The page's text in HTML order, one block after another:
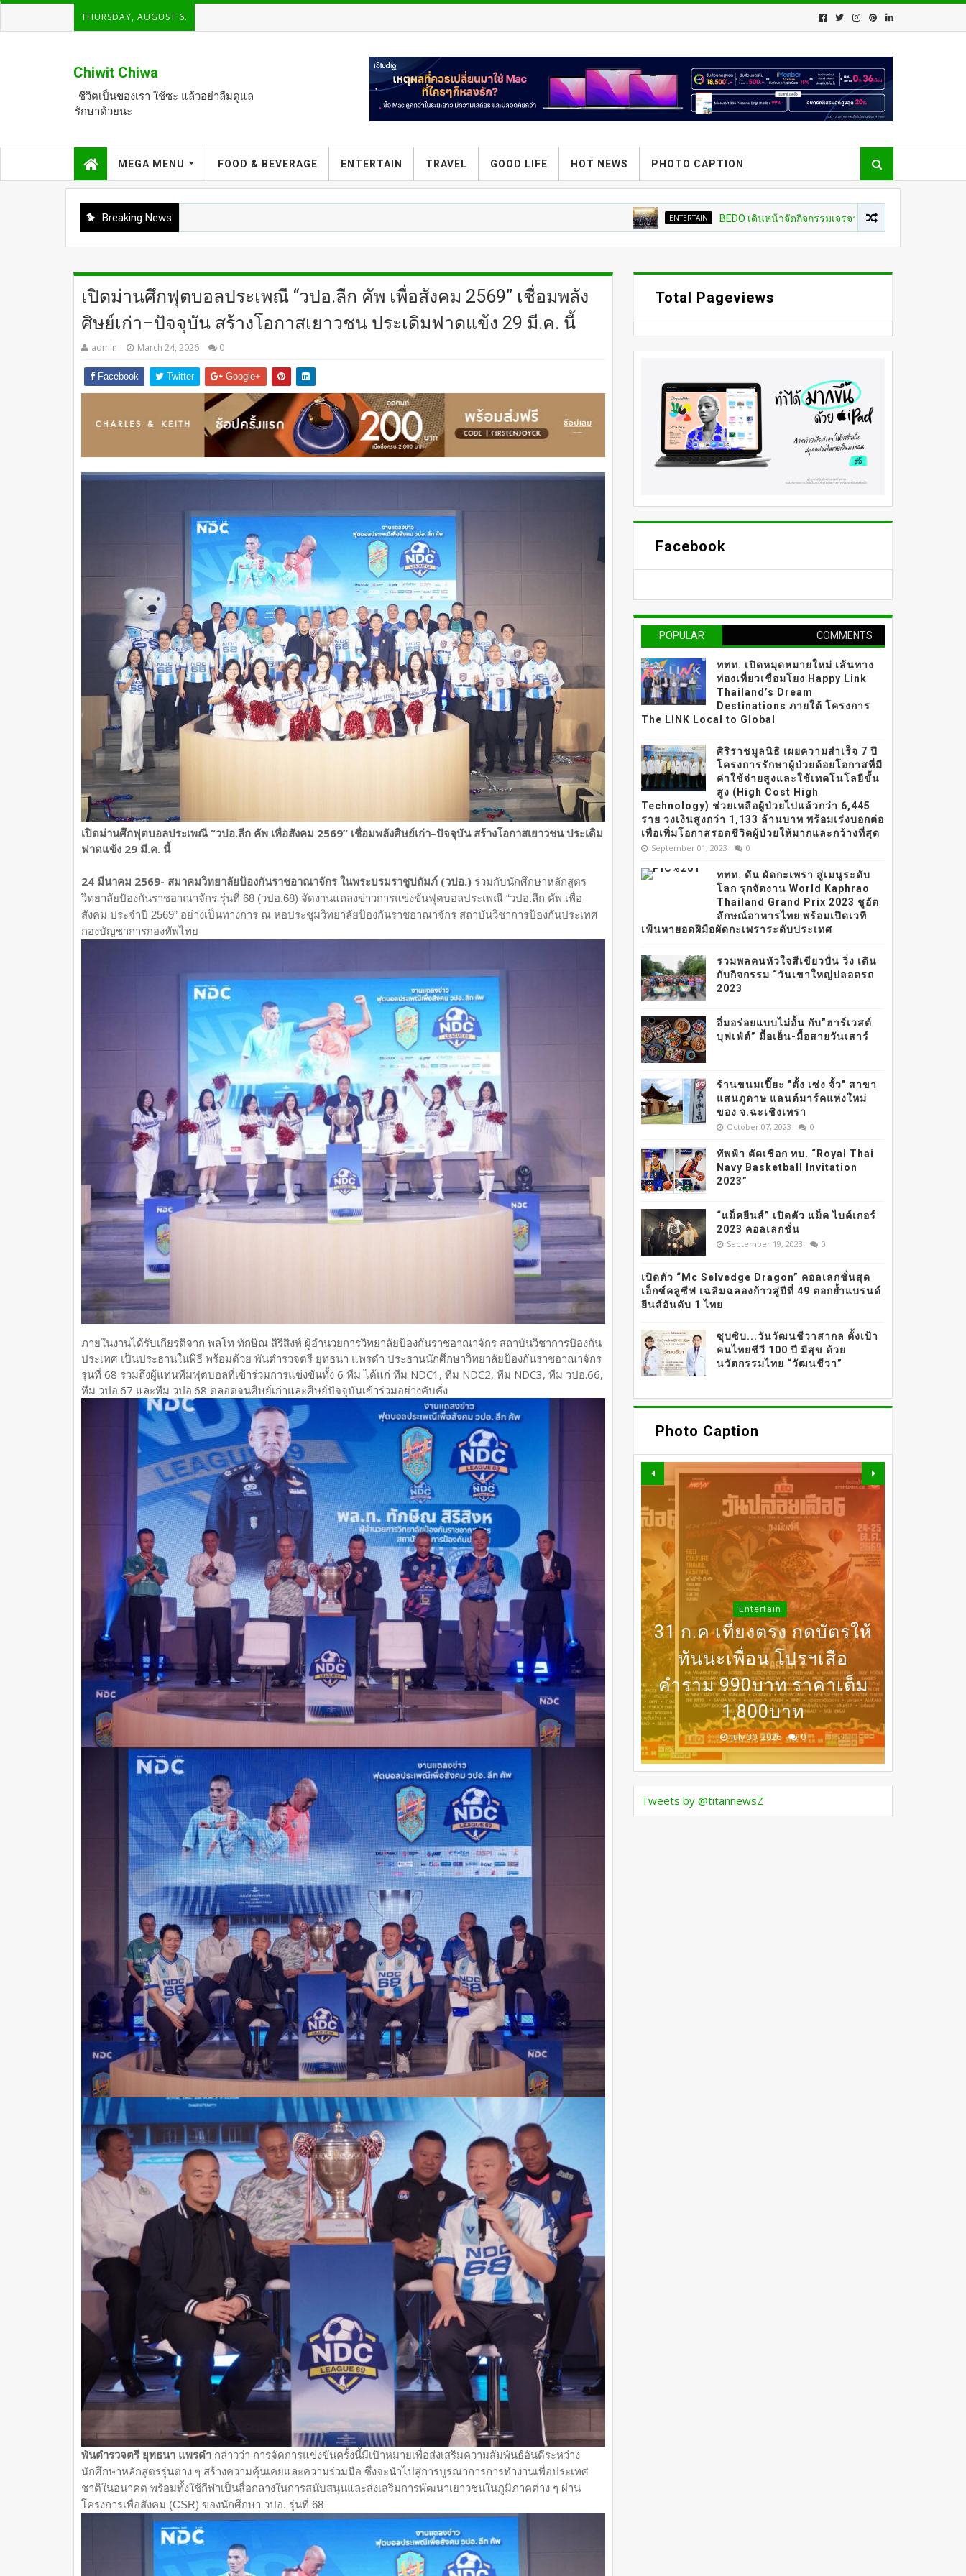
THURSDAY, AUGUST 6.
Chiwit Chiwa
ชีวิตเป็นของเรา ใช้ซะ แล้วอย่าลืมดูแล
รักษาด้วยนะ
MEGA MENU FOOD & BEVERAGE ENTERTAIN TRAVEL GOOD LIFE HOT NEWS PHOTO CAPTION
Breaking News BEDO เดินหน้าจัดกิจกรรมเจรจาธุรกิจ “BIO TRADE CONNECT 2026”
เปิดม่านศึกฟุตบอลประเพณี “วปอ.ลีก คัพ เพื่อสังคม 2569” เชื่อมพลัง
ศิษย์เก่า–ปัจจุบัน สร้างโอกาสเยาวชน ประเดิมฟาดแข้ง 29 มี.ค. นี้
admin March 24, 2026 0
Facebook Twitter Google+
เปิดม่านศึกฟุตบอลประเพณี “วปอ.ลีก คัพ เพื่อสังคม 2569” เชื่อมพลังศิษย์เก่า–ปัจจุบัน สร้างโอกาสเยาวชน ประเดิม
ฟาดแข้ง 29 มี.ค. นี้
24 มีนาคม 2569- สมาคมวิทยาลัยป้องกันราชอาณาจักร ในพระบรมราชูปถัมภ์ (วปอ.) ร่วมกับนักศึกษาหลักสูตร
วิทยาลัยป้องกันราชอาณาจักร รุ่นที่ 68 (วปอ.68) จัดงานแถลงข่าวการแข่งขันฟุตบอลประเพณี “วปอ.ลีก คัพ เพื่อ
สังคม ประจำปี 2569” อย่างเป็นทางการ ณ หอประชุมวิทยาลัยป้องกันราชอาณาจักร สถาบันวิชาการป้องกันประเทศ
กองบัญชาการกองทัพไทย
ภายในงานได้รับเกียรติจาก พลโท ทักษิณ สิริสิงห์ ผู้อำนวยการวิทยาลัยป้องกันราชอาณาจักร สถาบันวิชาการป้องกัน
ประเทศ เป็นประธานในพิธี พร้อมด้วย พันตำรวจตรี ยุทธนา แพรดำ ประธานนักศึกษาวิทยาลัยป้องกันราชอาณาจักร
รุ่นที่ 68 รวมถึงผู้แทนทีมฟุตบอลที่เข้าร่วมการแข่งขันทั้ง 6 ทีม ได้แก่ ทีม NDC1, ทีม NDC2, ทีม NDC3, ทีม วปอ.66,
ทีม วปอ.67 และทีม วปอ.68 ตลอดจนศิษย์เก่าและศิษย์ปัจจุบันเข้าร่วมอย่างคับคั่ง
พันตำรวจตรี ยุทธนา แพรดำ กล่าวว่า การจัดการแข่งขันครั้งนี้มีเป้าหมายเพื่อส่งเสริมความสัมพันธ์อันดีระหว่าง
นักศึกษาหลักสูตรรุ่นต่าง ๆ สร้างความคุ้นเคยและความร่วมมือ ซึ่งจะนำไปสู่การบูรณาการการทำงานเพื่อประเทศ
ชาติในอนาคต พร้อมทั้งใช้กีฬาเป็นสื่อกลางในการสนับสนุนและส่งเสริมการพัฒนาเยาวชนในภูมิภาคต่าง ๆ ผ่าน
โครงการเพื่อสังคม (CSR) ของนักศึกษา วปอ. รุ่นที่ 68
Total Pageviews
Facebook
POPULAR COMMENTS
ททท. เปิดหมุดหมายใหม่ เส้นทาง
ท่องเที่ยวเชื่อมโยง Happy Link
Thailand’s Dream
Destinations ภายใต้ โครงการ
The LINK Local to Global
ศิริราชมูลนิธิ เผยความสำเร็จ 7 ปี
โครงการรักษาผู้ป่วยด้อยโอกาสที่มี
ค่าใช้จ่ายสูงและใช้เทคโนโลยีขั้น
สูง (High Cost High
Technology) ช่วยเหลือผู้ป่วยไปแล้วกว่า 6,445
ราย วงเงินสูงกว่า 1,133 ล้านบาท พร้อมเร่งบอกต่อ
เพื่อเพิ่มโอกาสรอดชีวิตผู้ป่วยให้มากและกว้างที่สุด
September 01, 2023 0
ททท. ดัน ผัดกะเพรา สู่เมนูระดับ
โลก รุกจัดงาน World Kaphrao
Thailand Grand Prix 2023 ชูอัต
ลักษณ์อาหารไทย พร้อมเปิดเวที
เฟ้นหายอดฝีมือผัดกะเพราระดับประเทศ
รวมพลคนหัวใจสีเขียวปั่น วิ่ง เดิน
กับกิจกรรม “วันเขาใหญ่ปลอดรถ
2023
อิ่มอร่อยแบบไม่อั้น กับ”ฮาร์เวสต์
บุฟเฟ่ต์” มื้อเย็น-มื้อสายวันเสาร์
ร้านขนมเปี๊ยะ "ตั้ง เซ่ง จั้ว" สาขา
แสนภูดาษ แลนด์มาร์คแห่งใหม่
ของ จ.ฉะเชิงเทรา
October 07, 2023 0
ทัพฟ้า ตัดเชือก ทบ. “Royal Thai
Navy Basketball Invitation
2023”
“แม็คยีนส์” เปิดตัว แม็ค ไบค์เกอร์
2023 คอลเลกชั่น
September 19, 2023 0
เปิดตัว “Mc Selvedge Dragon” คอลเลกชั่นสุด
เอ็กซ์คลูซีฟ เฉลิมฉลองก้าวสู่ปีที่ 49 ตอกย้ำแบรนด์
ยีนส์อันดับ 1 ไทย
ซุบซิบ...วันวัฒนชีวาสากล ตั้งเป้า
คนไทยชีวี 100 ปี มีสุข ด้วย
นวัตกรรมไทย “วัฒนชีวา”
Photo Caption
BEDO เดินหน้าจัดกิจกรรม
เจรจาธุรกิจ “BIO TRADE
CONNECT 2026”
August 05, 2026 0
Entertain
31 ก.ค เที่ยงตรง กดบัตรให้
ทันนะเพื่อน โปรฯเสือ
คำราม 990บาท ราคาเต็ม
1,800บาท
July 30, 2026 0
Beauty
DERMASTER X MENTOR
เปิดเวที MASTERCLASS
นานาชาติ​ แลกเปลี่ยนองค์
ความรู้ด้านศัลยกรรมความ
งาม
July 24, 2026 0
OMAZZ ตอกย้ำเทรนด์
“LONGEVITY” จัดงาน
“BEAUTY BEGINS WITH
INNER PEACE” ชวน
SONYA SINGHA -​SAMMY
COWELL ถ่ายทอดแรง
บันดาลใจสู่การดูแลตัวเอง
จากภายใน
July 24, 2026 0
DERMASTER เปิดเวทีแลก
เปลี่ยนความเชี่ยวชาญด้าน
ศัลยกรรมระดับนานาชาติ
July 24, 2026 0
Tweets by @titannewsZ